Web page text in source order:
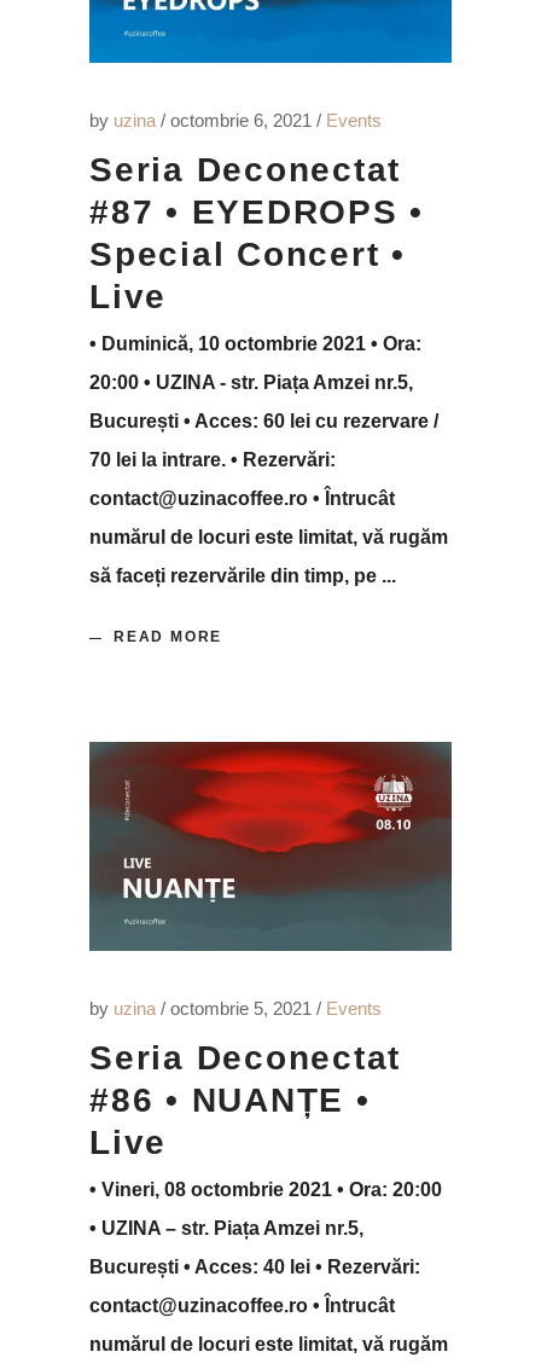
by uzina octombrie 6, 2021 Events
Seria Deconectat
#87 • EYEDROPS •
Special Concert •
Live
• Duminică, 10 octombrie 2021 • Ora:
20:00 • UZINA - str. Piața Amzei nr.5,
București • Acces: 60 lei cu rezervare /
70 lei la intrare. • Rezervări:
contact@uzinacoffee.ro • Întrucât
numărul de locuri este limitat, vă rugăm
să faceți rezervările din timp, pe
READ MORE
by uzina octombrie 5, 2021 Events
Seria Deconectat
#86 • NUANȚE •
Live
• Vineri, 08 octombrie 2021 • Ora: 20:00
• UZINA – str. Piața Amzei nr.5,
București • Acces: 40 lei • Rezervări:
contact@uzinacoffee.ro • Întrucât
numărul de locuri este limitat, vă rugăm